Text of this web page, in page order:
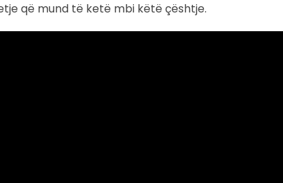
që mund të ketë mbi këtë çështje.